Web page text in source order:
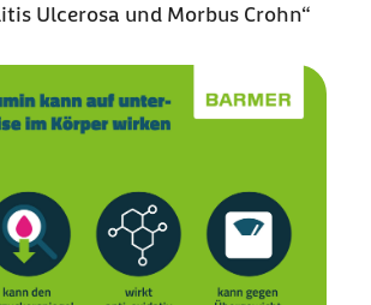
Ulcerosa und Morbus Crohn“